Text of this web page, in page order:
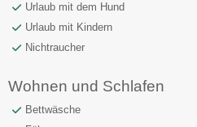
Urlaub mit dem Hund
Urlaub mit Kindern
Nichtraucher
Wohnen und Schlafen
Bettwäsche